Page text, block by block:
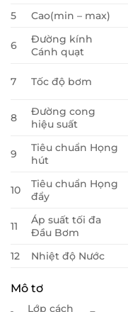
5
Cao(min – max)
6
Đường kính
Cánh quạt
7 Tốc độ bơm
8
Đường cong
hiệu suất
9
Tiêu chuẩn Họng
hút
10
Tiêu chuẩn Họng
đẩy
11
Áp suất tối đa
Đầu Bơm
12 Nhiệt độ Nước
Mô tơ
Lớp cách